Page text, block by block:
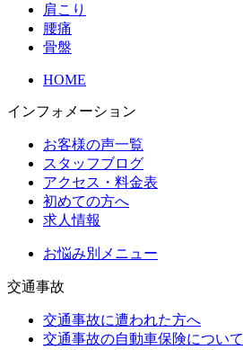
肩こり
腰痛
骨盤
HOME
インフォメーション
お客様の声一覧
スタッフブログ
アクセス・料金表
初めての方へ
求人情報
お悩み別メニュー
交通事故
交通事故に遭われた方へ
交通事故の自動車保険について